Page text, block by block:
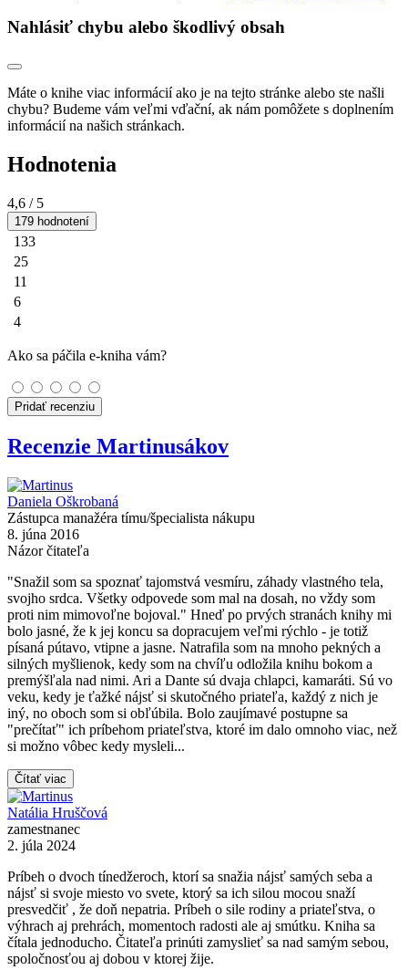
Nahlásiť chybu alebo škodlivý obsah
Máte o knihe viac informácií ako je na tejto stránke alebo ste našli
chybu? Budeme vám veľmi vďační, ak nám pomôžete s doplnením
informácií na našich stránkach.
Hodnotenia
4,6 / 5
179 hodnotení
133
25
11
6
4
Ako sa páčila e-kniha vám?
Pridať recenziu
Recenzie Martinusákov
Daniela Oškrobaná
Zástupca manažéra tímu/špecialista nákupu
8. júna 2016
Názor čitateľa
"Snažil som sa spoznať tajomstvá vesmíru, záhady vlastného tela,
svojho srdca. Všetky odpovede som mal na dosah, no vždy som
proti nim mimovoľne bojoval." Hneď po prvých stranách knihy mi
bolo jasné, že k jej koncu sa dopracujem veľmi rýchlo - je totiž
písaná pútavo, vtipne a jasne. Natrafila som na mnoho pekných a
silných myšlienok, kedy som na chvíľu odložila knihu bokom a
premýšľala nad nimi. Ari a Dante sú dvaja chlapci, kamaráti. Sú vo
veku, kedy je ťažké nájsť si skutočného priateľa, každý z nich je
iný, no oboch som si obľúbila. Bolo zaujímavé postupne sa
"prečítať" ich príbehom priateľstva, ktoré im dalo omnoho viac, než
si možno vôbec kedy mysleli...
Čítať viac
Natália Hruščová
zamestnanec
2. júla 2024
Príbeh o dvoch tínedžeroch, ktorí sa snažia nájsť samých seba a
nájsť si svoje miesto vo svete, ktorý sa ich silou mocou snaží
presvedčiť , že doň nepatria. Príbeh o sile rodiny a priateľstva, o
výhrach aj prehrách, momentoch radosti ale aj smútku. Kniha sa
čítala jednoducho. Čitateľa prinúti zamyslieť sa nad samým sebou,
spoločnosťou aj dobou v ktorej žije.